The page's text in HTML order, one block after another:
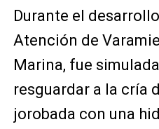
Durante el
Atención de
Marina, fue
resguardar a la cría
jorobada con una